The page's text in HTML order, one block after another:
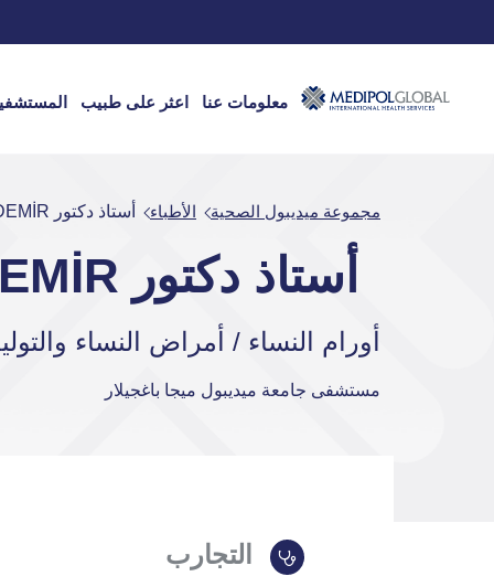
معلومات عنا اعثر على طبيب
مجموعة ميديبول الصحية الأطباء أستاذ دكتور İSA AYKUT ÖZDEMİR
أستاذ دكتور İSA AYKUT ÖZDEMİR
أورام النساء / أمراض النساء
مستشفى جامعة ميديبول ميجا باغجيلار
التجارب